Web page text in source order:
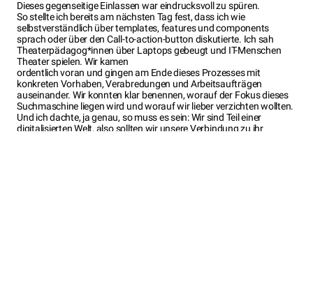
Dieses gegenseitige Einlassen war eindrucksvoll zu spüren.
So stellte ich bereits am nächsten Tag fest, dass ich wie
selbstverständlich über templates, features und components
sprach oder über den Call-to-action-button diskutierte. Ich sah
Theaterpädagog*innen über Laptops gebeugt und IT-Menschen
Theater spielen. Wir kamen
ordentlich voran und gingen am Ende dieses Prozesses mit
konkreten Vorhaben, Verabredungen und Arbeitsaufträgen
auseinander. Wir konnten klar benennen, worauf der Fokus dieses
Suchmaschine liegen wird und worauf wir lieber verzichten wollten.
Und ich dachte, ja genau, so muss es sein: Wir sind Teil einer
digitalisierten Welt, also sollten wir unsere Verbindung zu ihr